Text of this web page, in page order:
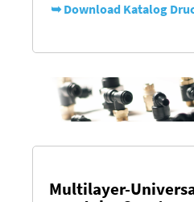
➥ Download Katalog
Multilayer-